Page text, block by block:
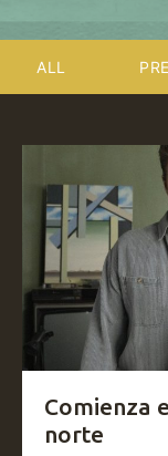
ALL
Comienza
norte